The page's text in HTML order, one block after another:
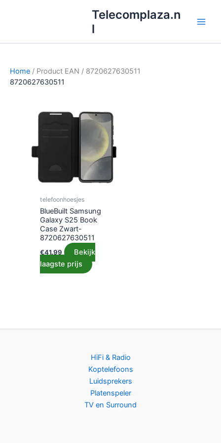
inhoud
Telecomplaza.n
l
Home / Product EAN / 8720627630511
8720627630511
telefoonhoesjes
BlueBuilt Samsung
Galaxy S25 Book
Case Zwart-
8720627630511
€41.99
Bekijk
laagste prijs
HiFi & Radio
Koptelefoons
Luidsprekers
Platenspeler
TV en Surround